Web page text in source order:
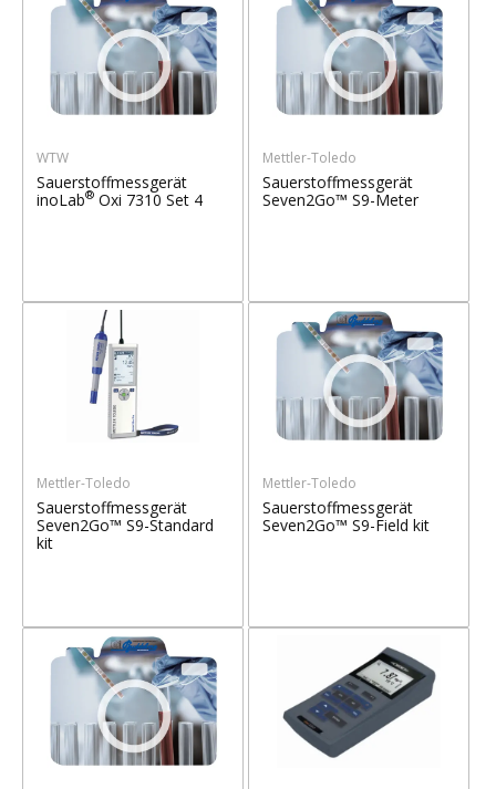
WTW
Sauerstoffmessgerät
inoLab®Oxi 7310 Set 4
Mettler-Toledo
Sauerstoffmessgerät
Seven2Go™ S9-Meter
Mettler-Toledo
Sauerstoffmessgerät
Seven2Go™ S9-Standard
kit
Mettler-Toledo
Sauerstoffmessgerät
Seven2Go™ S9-Field kit